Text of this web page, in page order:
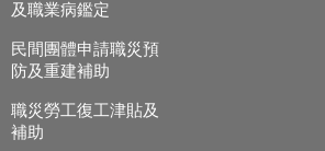
及職業病鑑定
民間團體申請職災預
防及重建補助
職災勞工復工津貼及
補助